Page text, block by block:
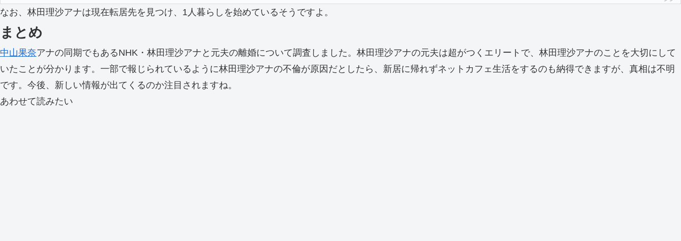
なお、林田理沙アナは現在転居先を見つけ、1人暮らしを始めているそうですよ。
まとめ
中山果奈アナの同期でもあるNHK・林田理沙アナと元夫の離婚について調査しました。林田理沙アナの元夫は超がつくエリートで、林田理沙アナのことを大切にして
いたことが分かります。一部で報じられているように林田理沙アナの不倫が原因だとしたら、新居に帰れずネットカフェ生活をするのも納得できますが、真相は不明
です。今後、新しい情報が出てくるのか注目されますね。
あわせて読みたい